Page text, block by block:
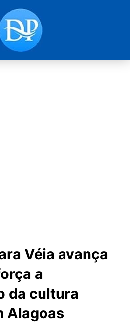
Véia avança
a
da cultura
Alagoas